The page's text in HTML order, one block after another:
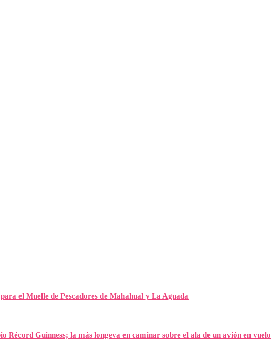
el Muelle de Pescadores de Mahahual y La Aguada
Récord Guinness; la más longeva en caminar sobre el ala de un avión en vuelo